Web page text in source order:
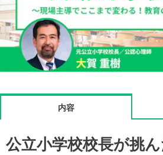
内容
公立小学校校長が挑